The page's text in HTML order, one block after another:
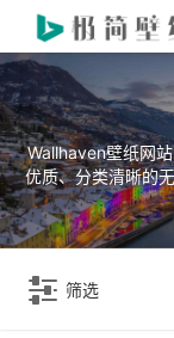
Wallhaven壁纸网
优质、分类清晰的
筛选